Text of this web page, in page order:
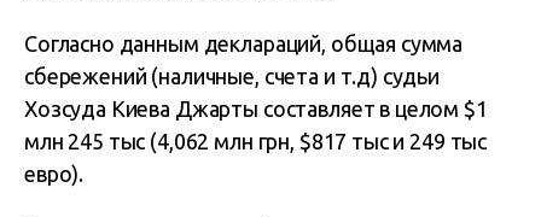
Согласно данным деклараций, общая сумма
сбережений (наличные, счета и т.д) судьи
Хозсуда Киева Джарты составляет в целом $1
млн 245 тыс (4,062 млн грн, $817 тыс и 249 тыс
евро).